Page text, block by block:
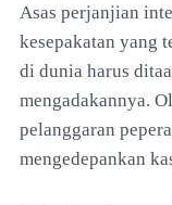
Asas perjanjian
kesepakatan yang
di dunia harus
mengadakannya.
pelanggaran
mengedepankan